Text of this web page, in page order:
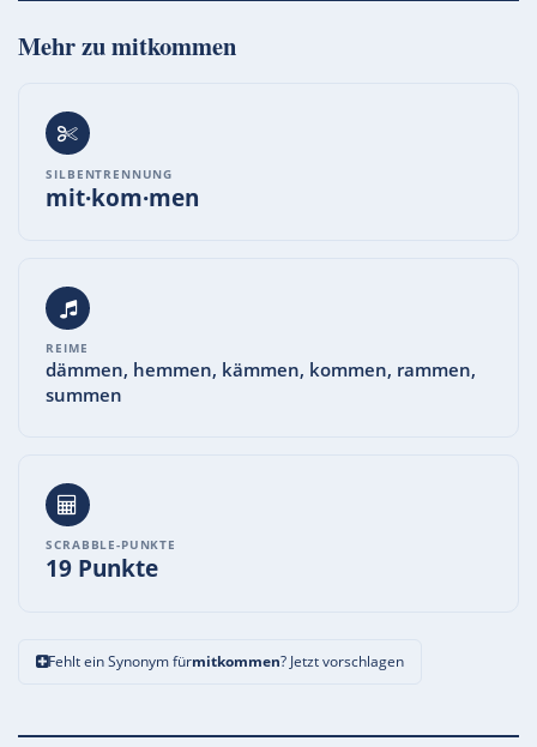
Mehr zumitkommen
SILBENTRENNUNG
mit·kom·men
REIME
dämmen, hemmen, kämmen, kommen, rammen,
summen
SCRABBLE-PUNKTE
19 Punkte
Fehlt ein Synonym fürmitkommen? Jetzt vorschlagen